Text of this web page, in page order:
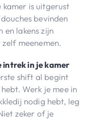
kamer is uitgerust
bevinden
en lakens zijn
meenemen.
intrek in je kamer
shift al begint
Werk je mee in
nodig hebt, leg
zeker of je